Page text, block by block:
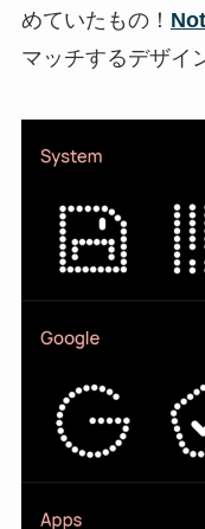
めていたもの！
マッチするデザイ